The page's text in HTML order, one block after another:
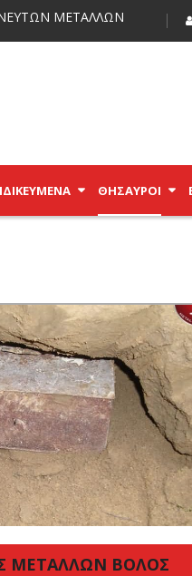
ΜΕΤΑΛΛΩΝ
ΘΗΣΑΥΡΟΊ
ΜΕΤΑΛΛΩΝ ΒΟΛΟΣ